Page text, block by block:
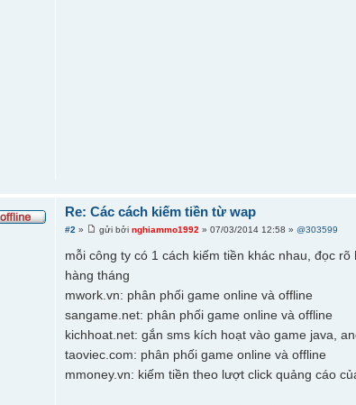
Re: Các cách kiếm tiền từ wap
#2 » gửi bởinghiammo1992 » 07/03/2014 12:58 »@303599
mỗi công ty có 1 cách kiếm tiền khác nhau, đọc
hàng tháng
mwork.vn: phân phối game online và offline
sangame.net: phân phối game online và offline
kichhoat.net: gắn sms kích hoạt vào game java,
taoviec.com: phân phối game online và offline
mmoney.vn: kiếm tiền theo lượt click quảng cáo